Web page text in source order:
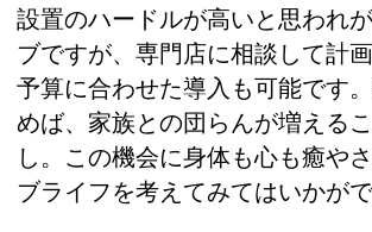
設置のハードルが高いと思われ
ブですが、専門店に相談して計画
予算に合わせた導入も可能です
めば、家族との団らんが増える
し。この機会に身体も心も癒や
ブライフを考えてみてはいかがで